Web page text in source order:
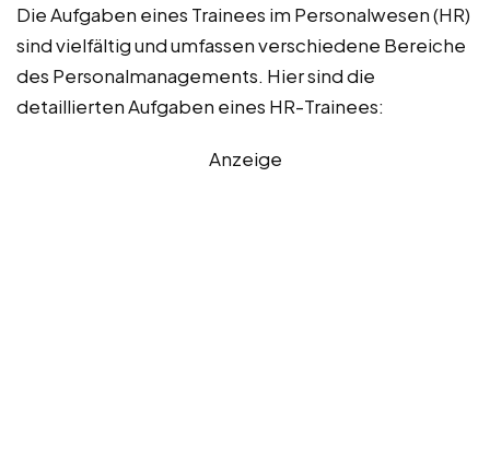
Die Aufgaben eines Trainees im Personalwesen (HR)
sind vielfältig und umfassen verschiedene Bereiche
des Personalmanagements. Hier sind die
detaillierten Aufgaben eines HR-Trainees:
Anzeige